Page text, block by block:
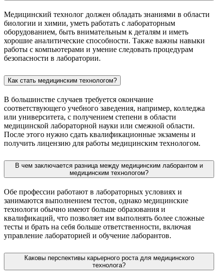
Медицинский технолог должен обладать знаниями в области
биологии и химии, уметь работать с лабораторным
оборудованием, быть внимательным к деталям и иметь
хорошие аналитические способности. Также важны навыки
работы с компьютерами и умение следовать процедурам
безопасности в лаборатории.
Как стать медицинским технологом?
В большинстве случаев требуется окончание
соответствующего учебного заведения, например, колледжа
или университета, с получением степени в области
медицинской лабораторной науки или смежной области.
После этого нужно сдать квалификационные экзамены и
получить лицензию для работы медицинским технологом.
В чем заключается разница между медицинским лаборантом и
медицинским технологом?
Обе профессии работают в лабораторных условиях и
занимаются выполнением тестов, однако медицинские
технологи обычно имеют больше образования и
квалификаций, что позволяет им выполнять более сложные
тесты и брать на себя больше ответственности, включая
управление лабораторией и обучение лаборантов.
Каковы перспективы карьерного роста для медицинского
технолога?